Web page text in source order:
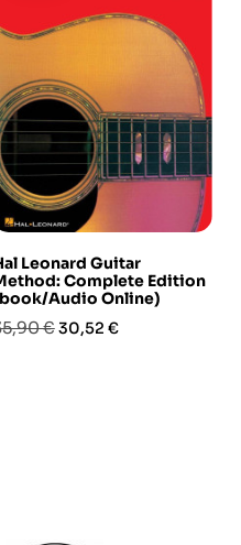
Leonard Guitar
Complete Edition
Audio Online)
€Prezzo
30,52 €